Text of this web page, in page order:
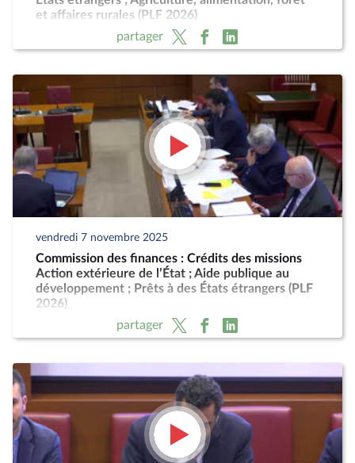
et affaires rurales (PLF 2026)
partager
vendredi 7 novembre 2025
Commission des finances : Crédits des missions
Action extérieure de l’État ; Aide publique au
développement ; Prêts à des États étrangers (PLF
2026)
partager